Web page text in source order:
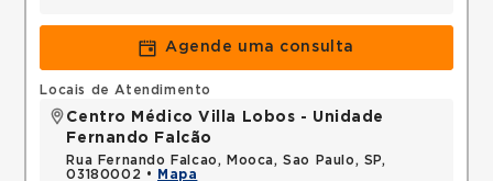
Agende uma consulta
Locais de Atendimento
Centro Médico Villa Lobos - Unidade
Fernando Falcão
Rua Fernando Falcao, Mooca, Sao Paulo, SP,
03180002 •
Mapa